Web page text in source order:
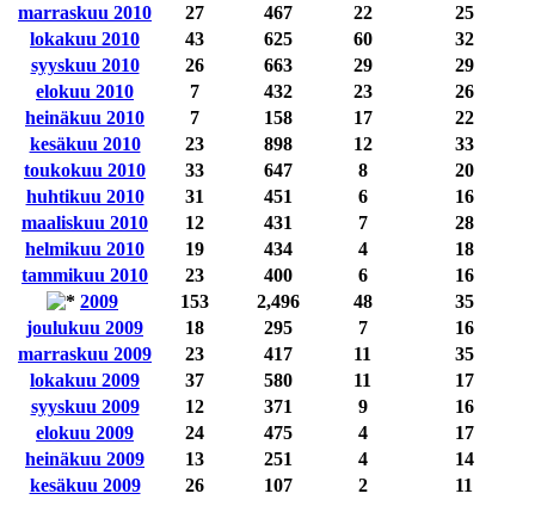
marraskuu 2010
27 467 22
25
lokakuu 2010
43 625 60
32
syyskuu 2010
26 663 29
29
elokuu 2010
7 432 23
26
heinäkuu 2010
7 158 17
22
kesäkuu 2010
23 898 12
33
toukokuu 2010
33 647 8
20
huhtikuu 2010
31 451 6
16
maaliskuu 2010
12 431 7
28
helmikuu 2010
19 434 4
18
tammikuu 2010
23 400 6
16
2009
153 2,496 48
35
joulukuu 2009
18 295 7
16
marraskuu 2009
23 417 11
35
lokakuu 2009
37 580 11
17
syyskuu 2009
12 371 9
16
elokuu 2009
24 475 4
17
heinäkuu 2009
13 251 4
14
kesäkuu 2009
26 107 2 11